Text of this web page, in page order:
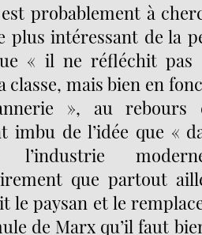
probablement à
plus intéressant de la
« il ne réfléchit pas
classe, mais bien en
», au rebours
imbu de l’idée que «
l’industrie
que partout
le paysan et le
de Marx qu’il faut